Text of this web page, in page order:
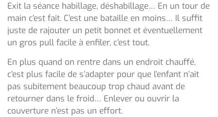
Exit la séance habillage, déshabillage… En un tour de
main c’est fait. C’est une bataille en moins… Il suffit
juste de rajouter un petit bonnet et éventuellement
un gros pull facile à enfiler, c’est tout.
En plus quand on rentre dans un endroit chauffé,
c’est plus facile de s’adapter pour que l’enfant n’ait
pas subitement beaucoup trop chaud avant de
retourner dans le froid… Enlever ou ouvrir la
couverture n’est pas un effort.